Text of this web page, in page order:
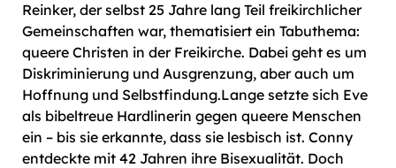
Reinker, der selbst 25 Jahre lang Teil freikirchlicher
Gemeinschaften war, thematisiert ein Tabuthema:
queere Christen in der Freikirche. Dabei geht es um
Diskriminierung und Ausgrenzung, aber auch um
Hoffnung und Selbstfindung.Lange setzte sich Eve
als bibeltreue Hardlinerin gegen queere Menschen
ein – bis sie erkannte, dass sie lesbisch ist. Conny
entdeckte mit 42 Jahren ihre Bisexualität. Doch